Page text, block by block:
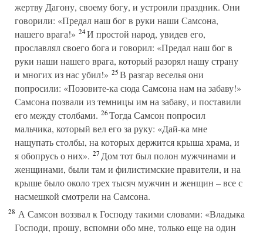
жертву Дагону, своему богу, и устроили праздник. Они
говорили: «Предал наш бог в руки наши Самсона,
нашего врага!» 24И простой народ, увидев его,
прославлял своего бога и говорил: «Предал наш бог в
руки наши нашего врага, который разорял нашу страну
и многих из нас убил!» 25В разгар веселья они
попросили: «Позовите-ка сюда Самсона нам на забаву!»
Самсона позвали из темницы им на забаву, и поставили
его между столбами. 26Тогда Самсон попросил
мальчика, который вел его за руку: «Дай-ка мне
нащупать столбы, на которых держится крыша храма, и
я обопрусь о них». 27Дом тот был полон мужчинами и
женщинами, были там и филистимские правители, и на
крыше было около трех тысяч мужчин и женщин – все с
насмешкой смотрели на Самсона.
28 А Самсон воззвал к Господу такими словами: «Владыка
Господи, прошу, вспомни обо мне, только еще на один